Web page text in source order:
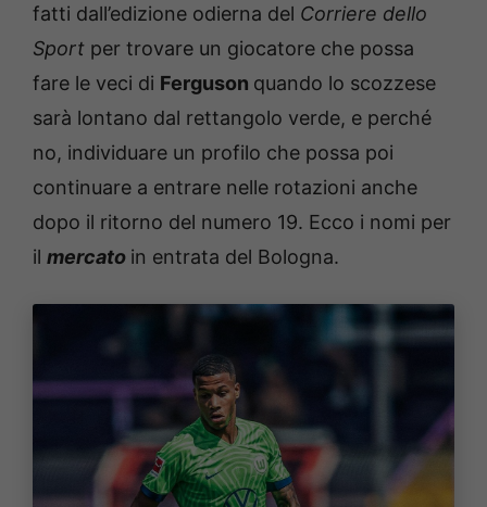
fatti dall’edizione odierna del Corriere dello
Sport per trovare un giocatore che possa
fare le veci di Ferguson quando lo scozzese
sarà lontano dal rettangolo verde, e perché
no, individuare un profilo che possa poi
continuare a entrare nelle rotazioni anche
dopo il ritorno del numero 19. Ecco i nomi per
il mercato in entrata del Bologna.